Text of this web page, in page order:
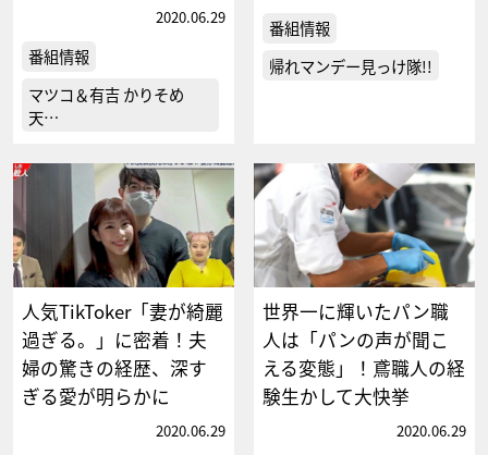
2020.06.29
番組情報
マツコ＆有吉 かりそめ
天…
番組情報
帰れマンデー見っけ隊!!
人気TikToker「妻が綺麗
過ぎる。」に密着！夫
婦の驚きの経歴、深す
ぎる愛が明らかに
2020.06.29
世界一に輝いたパン職
人は「パンの声が聞こ
える変態」！鳶職人の経
験生かして大快挙
2020.06.29